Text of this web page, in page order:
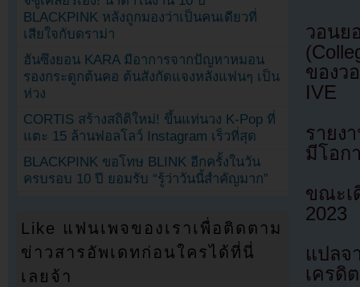
วอน
ของว
IVE
รายง
มีโอก
ขณะเ
2023
แปล
เครดิ
BLACKPINK หลังถูกมองว่าเป็นคนเดียวที่
เสียใจกับดราม่า
ฮันซึงยอน KARA มีอาการจากปัญหาหมอน
รองกระดูกต้นคอ ต้นสังกัดแจงหลังแฟนๆ เป็น
ห่วง
CORTIS สร้างสถิติใหม่! ขึ้นแท่นวง K-Pop ที่
แตะ 15 ล้านฟอลโลว์ Instagram เร็วที่สุด
BLACKPINK ขอโทษ BLINK อีกครั้งในวัน
ครบรอบ 10 ปี ยอมรับ “รู้ว่าวันนี้สำคัญมาก”
Like แฟนเพจของเราเพื่อติดตาม
ข่าวสารอัพเดทก่อนใครได้ที่นี่
เลยจ้า